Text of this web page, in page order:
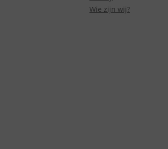
Wie zijn wij?